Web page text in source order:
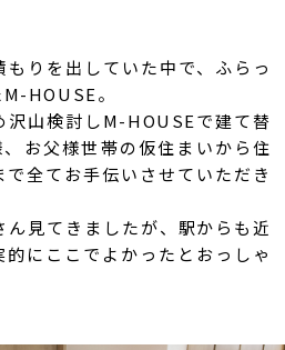
りを出していた中で、ふらっ
HOUSE。
沢山検討しM-HOUSEで建て替
お父様世帯の仮住まいから住
全てお手伝いさせていただき
見てきましたが、駅からも近
にここでよかったとおっしゃ